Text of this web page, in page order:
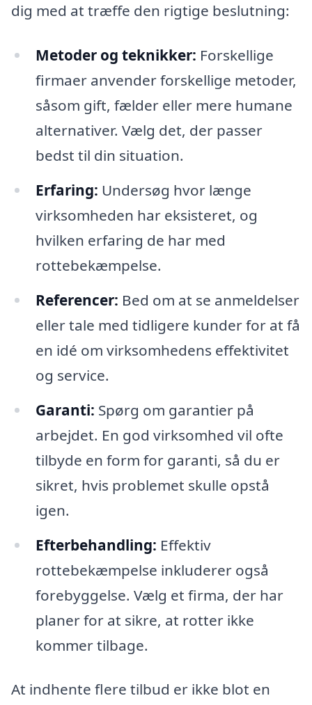
dig med at træffe den rigtige beslutning:
Metoder og teknikker: Forskellige
firmaer anvender forskellige metoder,
såsom gift, fælder eller mere humane
alternativer. Vælg det, der passer
bedst til din situation.
Erfaring: Undersøg hvor længe
virksomheden har eksisteret, og
hvilken erfaring de har med
rottebekæmpelse.
Referencer: Bed om at se anmeldelser
eller tale med tidligere kunder for at få
en idé om virksomhedens effektivitet
og service.
Garanti: Spørg om garantier på
arbejdet. En god virksomhed vil ofte
tilbyde en form for garanti, så du er
sikret, hvis problemet skulle opstå
igen.
Efterbehandling: Effektiv
rottebekæmpelse inkluderer også
forebyggelse. Vælg et firma, der har
planer for at sikre, at rotter ikke
kommer tilbage.
At indhente flere tilbud er ikke blot en